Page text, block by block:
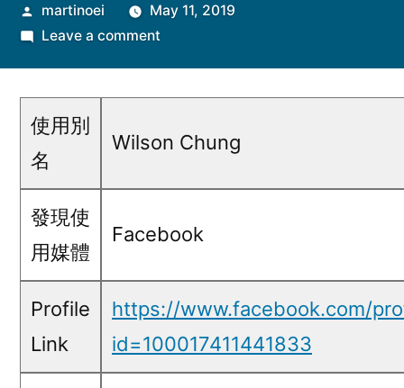
Posted
by
martinoei
May 11, 2019
Leave a commenton
Facebook
使用別
名
Wilson Chung
發現使
用媒體
Facebook
Profile
Link
https://www.facebook.com/
id=100017411441833